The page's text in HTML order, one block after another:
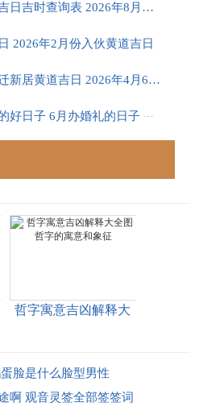
2026年8月份安葬吉日吉时查询表 2026年8月安葬吉日查询
2026年2月份入伙黄道吉日
2026年4月入宅乔迁新居黄道吉日 2026年4月6适合乔迁吗
好日子 6月办婚礼的日子
哲字寓意吉凶解释大
脸是什么脸型男性
啊 观音灵签全部签签词